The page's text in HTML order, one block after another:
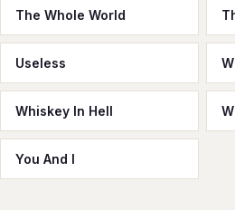
The Whole World
Useless
Whiskey In Hell
You And I